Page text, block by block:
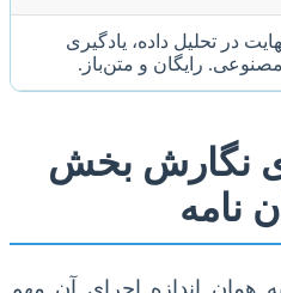
در تحلیل داده، یادگیری
رایگان و متن‌باز.
نگارش بخش
نامه
همان اندازه اجرای آن مهم